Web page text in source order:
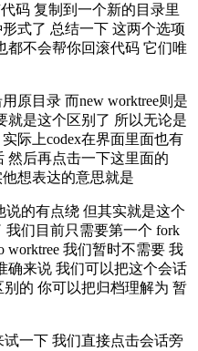
码 复制到一个新的目录里
式了 总结一下 这两个选项
都不会帮你回滚代码 它们唯
原目录 而new worktree则是
就是这个区别了 所以无论是
际上codex在界面里面也有
然后再点击一下这里面的
想表达的意思就是
的有点绕 但其实就是这个
我们目前只需要第一个 fork
worktree 我们暂时不需要 我
确来说 我们可以把这个会话
的 你可以把归档理解为 暂
一下 我们直接点击会话旁